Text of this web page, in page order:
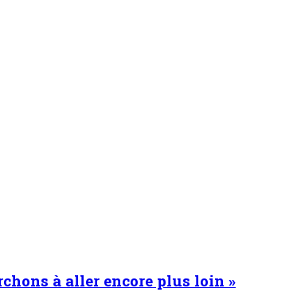
à aller encore plus loin »